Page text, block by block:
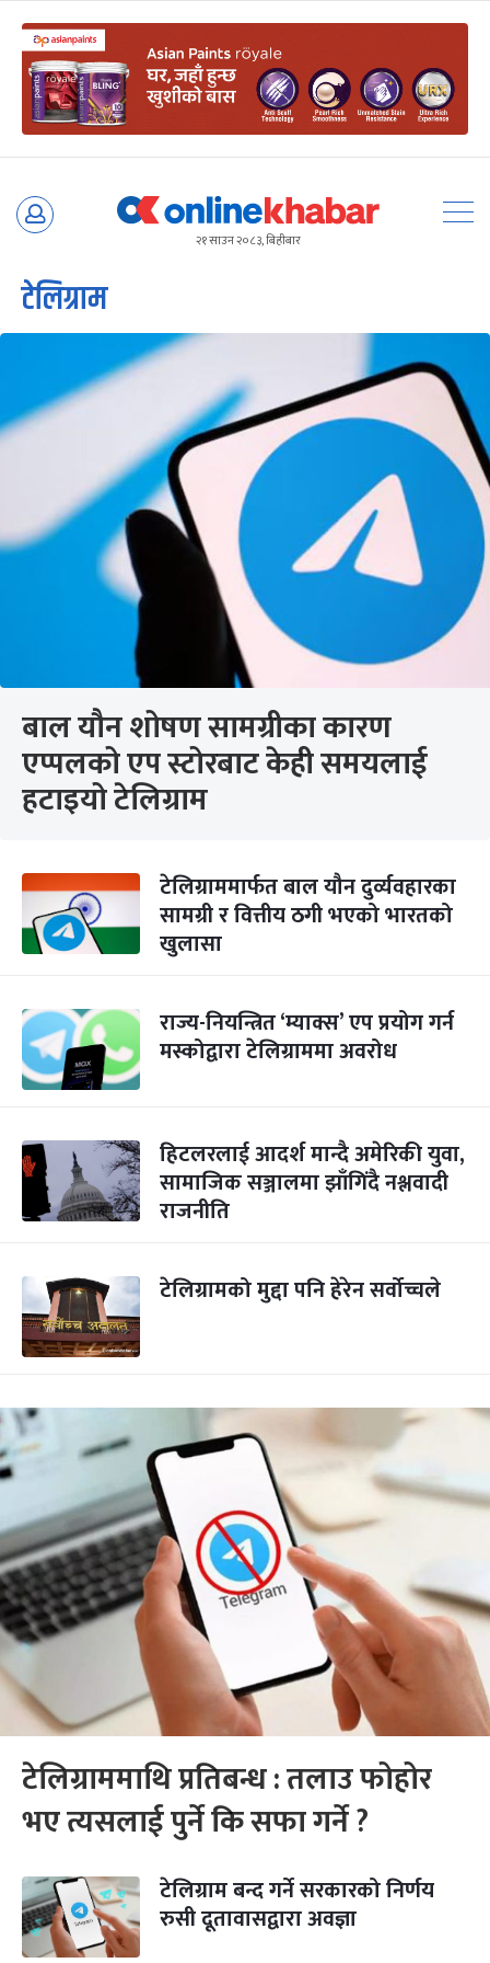
Skip
२१ साउन २०८३, बिहीबार
टेलिग्राम
बाल यौन शोषण सामग्रीका कारण
एप्पलको एप स्टोरबाट केही समयलाई
हटाइयो टेलिग्राम
टेलिग्राममार्फत बाल यौन दुर्व्यवहारका
सामग्री र वित्तीय ठगी भएको भारतको
खुलासा
राज्य-नियन्त्रित ‘म्याक्स’ एप प्रयोग गर्न
मस्कोद्वारा टेलिग्राममा अवरोध
हिटलरलाई आदर्श मान्दै अमेरिकी युवा,
सामाजिक सञ्जालमा झाँगिंदै नश्लवादी
राजनीति
टेलिग्रामको मुद्दा पनि हेरेन सर्वोच्चले
टेलिग्राममाथि प्रतिबन्ध : तलाउ फोहोर
भए त्यसलाई पुर्ने कि सफा गर्ने ?
टेलिग्राम बन्द गर्ने सरकारको निर्णय
रुसी दूतावासद्वारा अवज्ञा